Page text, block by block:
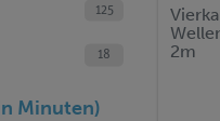
125
18
Minuten)
2m